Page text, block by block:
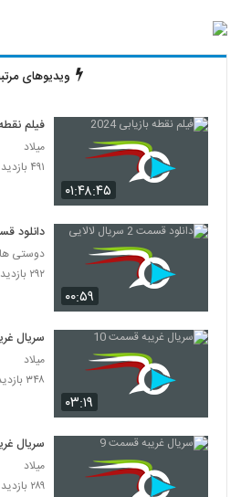
ویدیوهای
۰۱:۴۸:۴۵
فیلم نقطه
میلاد
۴۹۱ بازدید
۰۰:۵۹
دانلود قسمت 2
دوستی ها
۲۹۲ بازدید
۰۳:۱۹
سریال
میلاد
۳۴۸ بازدید
سریال
میلاد
۲۸۹ بازدید